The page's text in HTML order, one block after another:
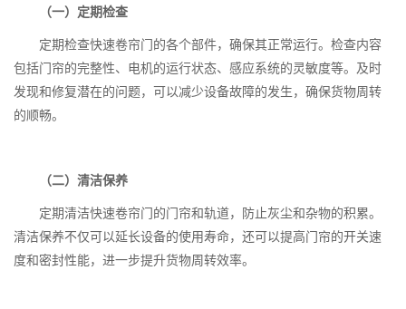
（一）定期检查
定期检查快速卷帘门的各个部件，确保其正常运行。检查内容
包括门帘的完整性、电机的运行状态、感应系统的灵敏度等。及时
发现和修复潜在的问题，可以减少设备故障的发生，确保货物周转
的顺畅。
（二）清洁保养
定期清洁快速卷帘门的门帘和轨道，防止灰尘和杂物的积累。
清洁保养不仅可以延长设备的使用寿命，还可以提高门帘的开关速
度和密封性能，进一步提升货物周转效率。